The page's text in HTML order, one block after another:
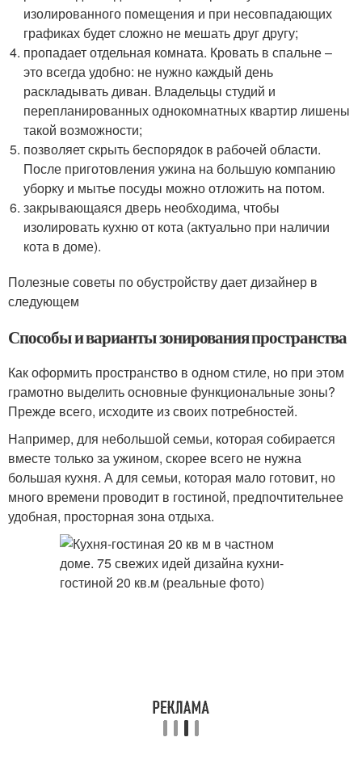
изолированного помещения и при несовпадающих
графиках будет сложно не мешать друг другу;
пропадает отдельная комната. Кровать в спальне –
это всегда удобно: не нужно каждый день
раскладывать диван. Владельцы студий и
перепланированных однокомнатных квартир лишены
такой возможности;
позволяет скрыть беспорядок в рабочей области.
После приготовления ужина на большую компанию
уборку и мытье посуды можно отложить на потом.
закрывающаяся дверь необходима, чтобы
изолировать кухню от кота (актуально при наличии
кота в доме).
Полезные советы по обустройству дает дизайнер в
следующем
Способы и варианты зонирования пространства
Как оформить пространство в одном стиле, но при этом
грамотно выделить основные функциональные зоны?
Прежде всего, исходите из своих потребностей.
Например, для небольшой семьи, которая собирается
вместе только за ужином, скорее всего не нужна
большая кухня. А для семьи, которая мало готовит, но
много времени проводит в гостиной, предпочтительнее
удобная, просторная зона отдыха.